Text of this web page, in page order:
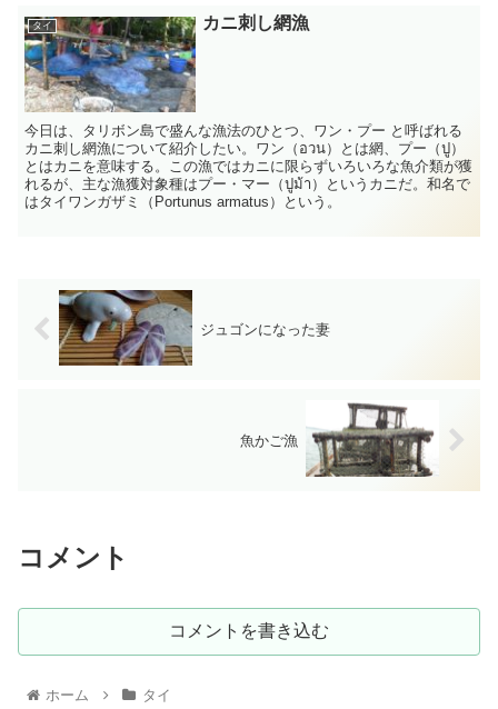
タイ カニ刺し網漁
今日は、タリボン島で盛んな漁法のひとつ、ワン・プー と呼ばれる
カニ刺し網漁について紹介したい。ワン（อวน）とは網、プー（ปู）
とはカニを意味する。この漁ではカニに限らずいろいろな魚介類が獲
れるが、主な漁獲対象種はプー・マー（ปูม้า）というカニだ。和名で
はタイワンガザミ（Portunus armatus）という。
ジュゴンになった妻
魚かご漁
コメント
コメントを書き込む
ホーム タイ